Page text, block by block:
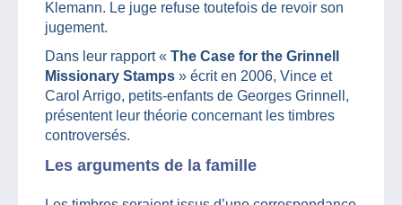
Klemann. Le juge refuse toutefois de revoir son
jugement.
Dans leur rapport « The Case for the Grinnell
Missionary Stamps » écrit en 2006, Vince et
Carol Arrigo, petits-enfants de Georges Grinnell,
présentent leur théorie concernant les timbres
controversés.
Les arguments de la famille